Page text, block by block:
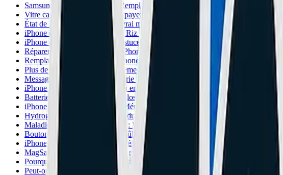
Samsung Galaxy S24 / S23 : Remplacement Batterie et Connecteur de Charge
Vitre cassée ou Écran HS : Ne payez pas le prix fort !
État de la batterie iPhone : Le vrai moment pour changer (80% ?)
iPhone dans l'eau : Pourquoi le Riz est votre PIRE ennemi
iPhone qui ne charge plus : L'astuce du cure-dent (Tuto)
Réparer Face ID : 'Déplacez l'iPhone un peu plus bas'...
Remplacement Vitre Arrière iPhone : La technique Laser
Plus de True Tone après changement d'écran ? La solution JCID
Message 'Pièce Inconnue' Batterie : Le BMS et la Soudure par Points
iPhone 12 / 12 Pro : Plus de son en appel ? Vérifiez le Programme Apple
Batterie Gonflée : Danger d'explosion IMMÉDIAT !
iPhone bloqué sur la Pomme : Mémoire Saturée (Erreur 1110)
Hydrogel vs Verre Trempé : Le duel final (2026)
Maladie tactile (Touch Disease) : L'écran n'est pas en cause
Bouton Home iPhone 7/8/SE brûlant ? Le court-circuit U10.
iPhone 7 / 7 Plus : Micro HS, Démarrage long ? La Maladie Audio IC
MagSafe : Pourquoi votre iPhone arrête de charger à 80% ?
Pourquoi changer un écran Samsung S23/S24 Ultra coûte 300€+ ?
Peut-on augmenter la mémoire iPhone (64Go vers 256Go) ?